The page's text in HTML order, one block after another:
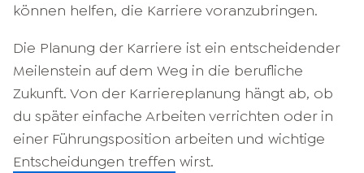
können helfen, die Karriere voranzubringen.
Die Planung der Karriere ist ein entscheidender
Meilenstein auf dem Weg in die berufliche
Zukunft. Von der Karriereplanung hängt ab, ob
du später einfache Arbeiten verrichten oder in
einer Führungsposition arbeiten und wichtige
Entscheidungen treffen wirst.